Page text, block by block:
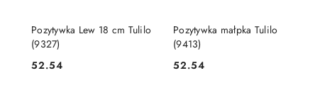
Pozytywka Lew 18 cm Tulilo
(9327)
Cena:
52.54
DO KOSZYKA
Pozytywka małpka Tulilo
(9413)
Cena:
52.54
DO KOSZYKA